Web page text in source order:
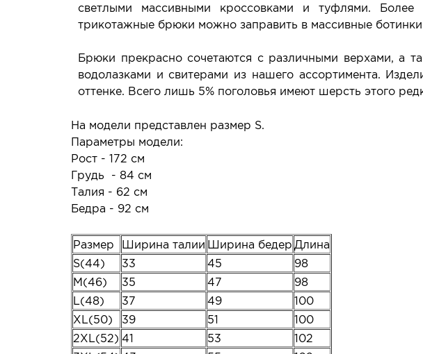
светлыми массивными кроссовками и туфлями.
трикотажные брюки можно заправить в массивные
Брюки прекрасно сочетаются с различными верхами, а
водолазками и свитерами из нашего ассортимента.
оттенке. Всего лишь 5% поголовья имеют шерсть этого
На модели представлен размер S.
Параметры модели:
Рост - 172 см
Грудь - 84 см
Талия - 62 см
Бедра - 92 см
Размер Ширина талии Ширина бедер Длина
S(44)
33 45
98
M(46)
35 47
98
L(48)
37 49
100
XL(50)
39 51
100
2XL(52) 41 53
102